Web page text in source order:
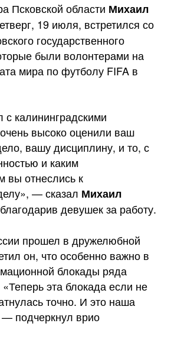
Псковской области Михаил
19 июля, встретился со
государственного
были волонтерами на
мира по футболу FIFA в
с калининградскими
высоко оценили ваш
вашу дисциплину, и то, с
и каким
вы отнеслись к
— сказал Михаил
девушек за работу.
прошел в дружелюбной
он, что особенно важно в
блокады ряда
эта блокада если не
точно. И это наша
подчеркнул врио